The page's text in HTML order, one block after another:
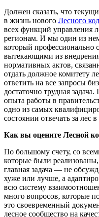
Должен сказать, что
в жизнь нового Лесного
всех функций управления
регионам. И мы один из
который профессионально
вытекающими из
нормативных актов,
отдать должное комитету
ответить на все запросы
достаточно трудная
опыта работы в
одно из самых
состоянии отвечать за
Как вы оцените Лесной
По большому счету, со
которые были
главная задача — не
хуже или лучше, а
всю систему
много вопросов, которые
это своевременный
лесное сообщество на